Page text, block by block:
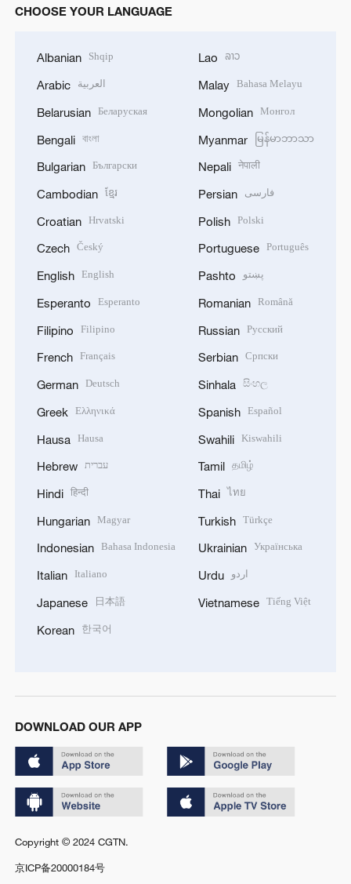
CHOOSE YOUR LANGUAGE
Albanian Shqip
Arabic العربية
Belarusian Беларуская
Bengali বাংলা
Bulgarian Български
Cambodian ខ្មែរ
Croatian Hrvatski
Czech Český
English English
Esperanto Esperanto
Filipino Filipino
French Français
German Deutsch
Greek Ελληνικά
Hausa Hausa
Hebrew עברית
Hindi हिन्दी
Hungarian Magyar
Indonesian Bahasa Indonesia
Italian Italiano
Japanese 日本語
Korean 한국어
Lao ລາວ
Malay Bahasa Melayu
Mongolian Монгол
Myanmar မြန်မာဘာသာ
Nepali नेपाली
Persian فارسی
Polish Polski
Portuguese Português
Pashto پښتو
Romanian Română
Russian Русский
Serbian Српски
Sinhala සිංහල
Spanish Español
Swahili Kiswahili
Tamil தமிழ்
Thai ไทย
Turkish Türkçe
Ukrainian Українська
Urdu اردو
Vietnamese Tiếng Việt
DOWNLOAD OUR APP
Copyright © 2024 CGTN.
京ICP备20000184号